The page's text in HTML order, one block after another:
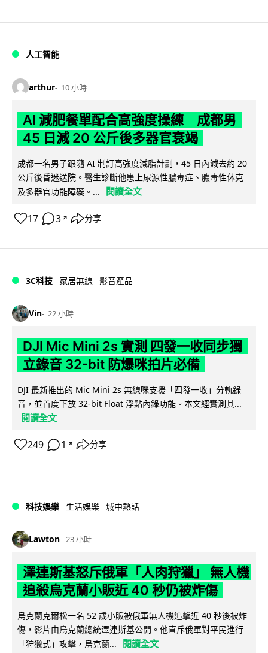
人工智能
arthur 10 小時
AI 減肥餐單配合高強度操練 成都男
45 日減 20 公斤後多器官衰竭
成都一名男子跟隨 AI 制訂高強度減脂計劃，45 日內減去約 20
公斤後昏迷送院。醫生診斷他患上尿源性膿毒症、膿毒性休克
及多器官功能障礙。...
閱讀全文
17 3 ↗ 分享
3C科技 家居無線 影音產品
Vin 22 小時
DJI Mic Mini 2s 實測 四發一收同步獨
立錄音 32-bit 防爆咪拍片必備
DJI 最新推出的 Mic Mini 2s 無線咪支援「四發一收」分軌錄
音，並首度下放 32-bit Float 浮點內錄功能。本文經實測其...
閱讀全文
249 1 ↗ 分享
科技娛樂 生活娛樂 城中熱話
Lawton 23 小時
澤連斯基怒斥俄軍「人肉狩獵」 無人機
追殺烏克蘭小販近 40 秒仍被炸傷
烏克蘭克爾松一名 52 歲小販被俄軍無人機追擊近 40 秒後被炸
傷，影片由烏克蘭總統澤連斯基公開。他直斥俄軍對平民進行
「狩獵式」攻擊，烏克蘭...
閱讀全文